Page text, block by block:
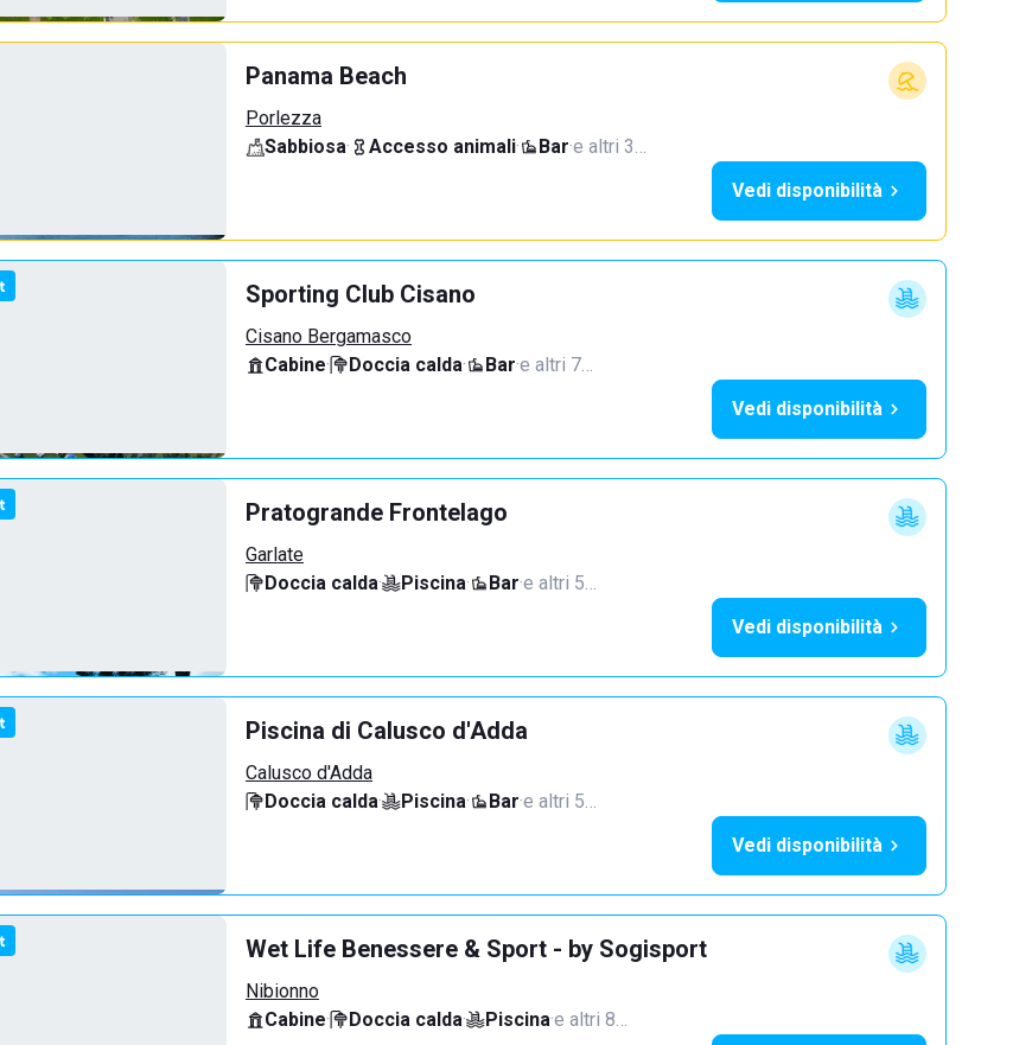
Panama Beach
Porlezza
Sabbiosa· Accesso animali· Bar·e altri 3…
Vedi disponibilità
Sporting Club Cisano
Cisano Bergamasco
Cabine· Doccia calda· Bar·e altri 7…
Vedi disponibilità
Pratogrande Frontelago
Garlate
Doccia calda· Piscina· Bar·e altri 5…
Vedi disponibilità
Piscina di Calusco d'Adda
Calusco d'Adda
Doccia calda· Piscina· Bar·e altri 5…
Vedi disponibilità
Wet Life Benessere & Sport - by Sogisport
Nibionno
Cabine· Doccia calda· Piscina·e altri 8…